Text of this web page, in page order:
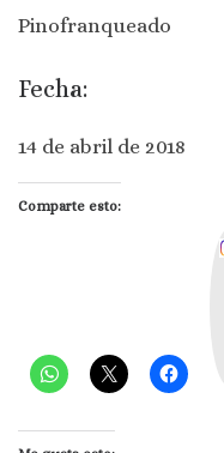
Pinofranqueado
Fecha:
14 de abril de 2018
Comparte esto: